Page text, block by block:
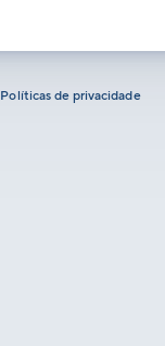
Políticas de privacidade